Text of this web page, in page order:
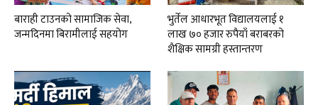
बाराही टाउनको सामाजिक सेवा,
जन्मदिनमा बिरामीलाई सहयोग
भुर्तेल आधारभूत विद्यालयलाई १
लाख ७० हजार रुपैयाँ बराबरको
शैक्षिक सामग्री हस्तान्तरण